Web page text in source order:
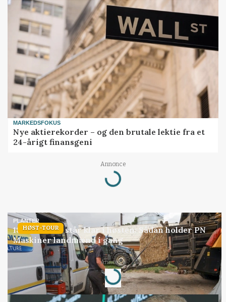
MARKEDSFOKUS
Nye aktierekorder – og den brutale lektie fra et
24-årigt finansgeni
Annonce
Loading...
HØST-TOUR
PLANTER
18 montører står klar i høsten: Sådan holder PN
Maskiner landmænd i gang
Annonce
Loading...